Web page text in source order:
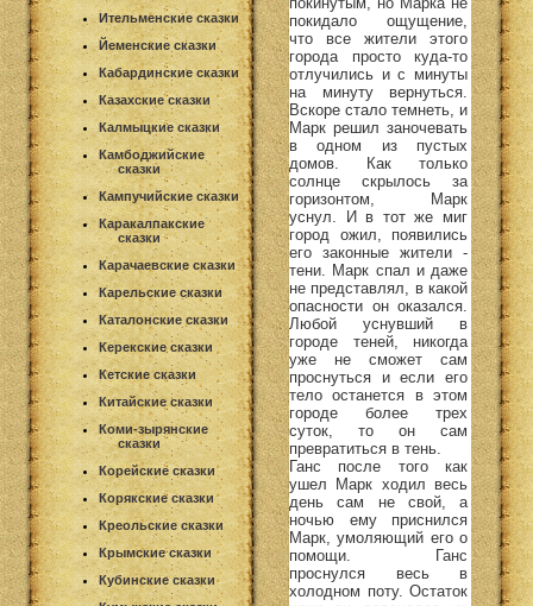
Ительменские сказки
Йеменские сказки
Кабардинские сказки
Казахские сказки
Калмыцкие сказки
Камбоджийские
сказки
Кампучийские сказки
Каракалпакские
сказки
Карачаевские сказки
Карельские сказки
Каталонские сказки
Керекские сказки
Кетские сказки
Китайские сказки
Коми-зырянские
сказки
Корейские сказки
Корякские сказки
Креольские сказки
Крымские сказки
Кубинские сказки
покидало ощущение,
что все жители этого
города просто куда-то
отлучились и с минуты
на минуту вернуться.
Вскоре стало темнеть, и
Марк решил заночевать
в одном из пустых
домов. Как только
солнце скрылось за
горизонтом, Марк
уснул. И в тот же миг
город ожил, появились
его законные жители -
тени. Марк спал и даже
не представлял, в какой
опасности он оказался.
Любой уснувший в
городе теней, никогда
уже не сможет сам
проснуться и если его
тело останется в этом
городе более трех
суток, то он сам
превратиться в тень.
Ганс после того как
ушел Марк ходил весь
день сам не свой, а
ночью ему приснился
Марк, умоляющий его о
помощи. Ганс
проснулся весь в
холодном поту. Остаток